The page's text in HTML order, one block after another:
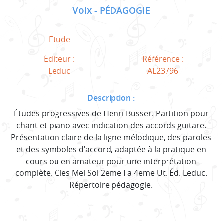
Voix PÉDAGOGIE
Etude
Éditeur :
Leduc
Référence :
AL23796
Description :
Études progressives de Henri Busser. Partition pour
chant et piano avec indication des accords guitare.
Présentation claire de la ligne mélodique, des paroles
et des symboles d'accord, adaptée à la pratique en
cours ou en amateur pour une interprétation
complète. Cles Mel Sol 2eme Fa 4eme Ut. Éd. Leduc.
Répertoire pédagogie.